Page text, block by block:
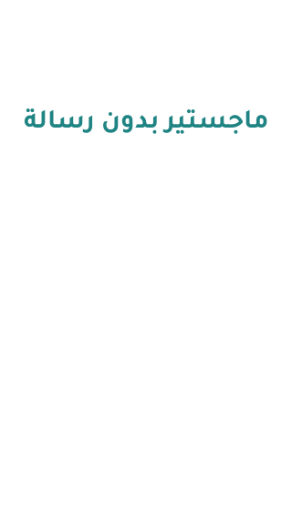
ماجستير بدون رسالة